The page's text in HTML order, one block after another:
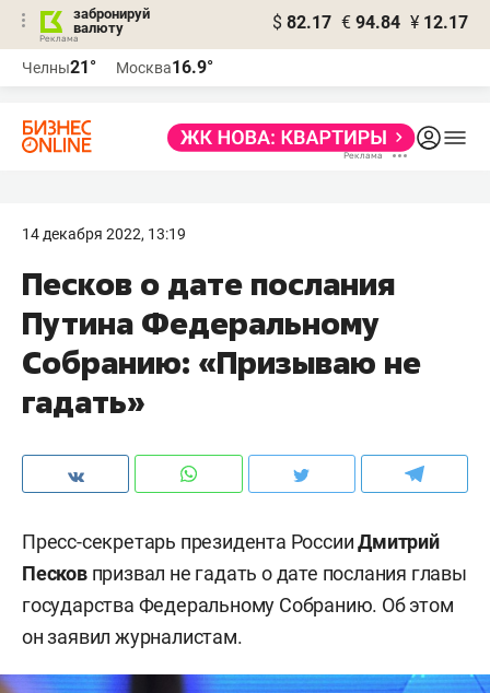
забронируй
валюту
$ 82.17 € 94.84 ¥ 12.17
Челны21° Москва16.9°
14 декабря 2022, 13:19
Песков о дате послания
Путина Федеральному
Собранию: «Призываю не
гадать»
Пресс-секретарь президента РоссииДмитрий
Песковпризвал не гадать о дате послания главы
государства Федеральному Собранию. Об этом
он заявил журналистам.